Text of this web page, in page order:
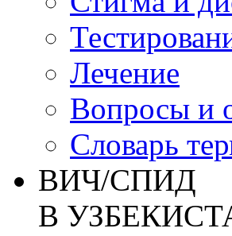
Лечение
Вопросы и
Словарь
ВИЧ/СПИД
В